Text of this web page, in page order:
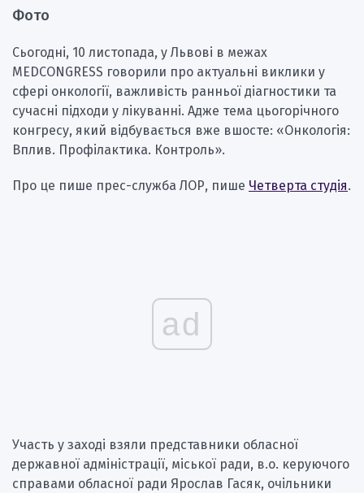
Фото
Сьогодні, 10 листопада, у Львові в межах
MEDCONGRESS говорили про актуальні виклики у
сфері онкології, важливість ранньої діагностики та
сучасні підходи у лікуванні. Адже тема цьогорічного
конгресу, який відбувається вже вшосте: «Онкологія:
Вплив. Профілактика. Контроль».
Про це пише прес-служба ЛОР, пише Четверта студія.
ad
Участь у заході взяли представники обласної
державної адміністрації, міської ради, в.о. керуючого
справами обласної ради Ярослав Гасяк, очільники